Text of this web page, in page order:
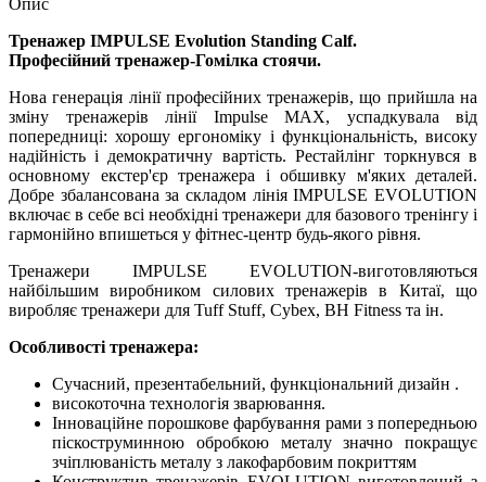
Тренажер IMPULSE Evolution Standing Calf.
Професійний тренажер-Гомілка стоячи.
Нова генерація лінії професійних тренажерів, що прийшла на
зміну тренажерів лінії Impulse MAX, успадкувала від
попередниці: хорошу ергономіку і функціональність, високу
надійність і демократичну вартість. Рестайлінг торкнувся в
основному екстер'єр тренажера і обшивку м'яких деталей.
Добре збалансована за складом лінія IMPULSE EVOLUTION
включає в себе всі необхідні тренажери для базового тренінгу і
гармонійно впишеться у фітнес-центр будь-якого рівня.
Тренажери IMPULSE EVOLUTION-виготовляються
найбільшим виробником силових тренажерів в Китаї, що
виробляє тренажери для Tuff Stuff, Cybex, BH Fitness та ін.
Особливості тренажера:
Сучасний, презентабельний, функціональний дизайн .
високоточна технологія зварювання.
Інноваційне порошкове фарбування рами з попередньою
піскоструминною обробкою металу значно покращує
зчіплюваність металу з лакофарбовим покриттям